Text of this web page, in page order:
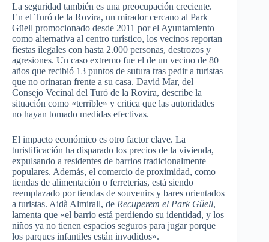
La seguridad también es una preocupación creciente.
En el Turó de la Rovira, un mirador cercano al Park
Güell promocionado desde 2011 por el Ayuntamiento
como alternativa al centro turístico, los vecinos reportan
fiestas ilegales con hasta 2.000 personas, destrozos y
agresiones. Un caso extremo fue el de un vecino de 80
años que recibió 13 puntos de sutura tras pedir a turistas
que no orinaran frente a su casa. David Mar, del
Consejo Vecinal del Turó de la Rovira, describe la
situación como «terrible» y critica que las autoridades
no hayan tomado medidas efectivas.
El impacto económico es otro factor clave. La
turistificación ha disparado los precios de la vivienda,
expulsando a residentes de barrios tradicionalmente
populares. Además, el comercio de proximidad, como
tiendas de alimentación o ferreterías, está siendo
reemplazado por tiendas de souvenirs y bares orientados
a turistas. Aidà Almirall, de Recuperem el Park Güell,
lamenta que «el barrio está perdiendo su identidad, y los
niños ya no tienen espacios seguros para jugar porque
los parques infantiles están invadidos».